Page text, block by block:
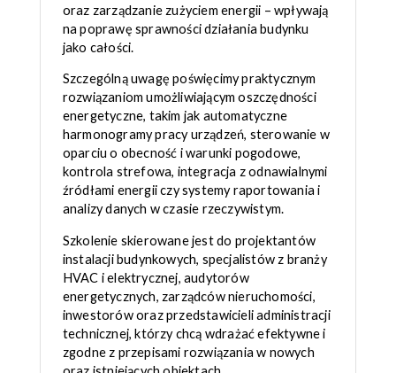
oraz zarządzanie zużyciem energii – wpływają
na poprawę sprawności działania budynku
jako całości.
Szczególną uwagę poświęcimy praktycznym
rozwiązaniom umożliwiającym oszczędności
energetyczne, takim jak automatyczne
harmonogramy pracy urządzeń, sterowanie w
oparciu o obecność i warunki pogodowe,
kontrola strefowa, integracja z odnawialnymi
źródłami energii czy systemy raportowania i
analizy danych w czasie rzeczywistym.
Szkolenie skierowane jest do projektantów
instalacji budynkowych, specjalistów z branży
HVAC i elektrycznej, audytorów
energetycznych, zarządców nieruchomości,
inwestorów oraz przedstawicieli administracji
technicznej, którzy chcą wdrażać efektywne i
zgodne z przepisami rozwiązania w nowych